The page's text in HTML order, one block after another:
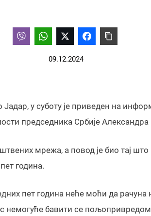
09.12.2024
у суботу је приведен на
председника Србије Александра
мрежа, а повод је био тај
година.
пет година неће моћи да рачуна
немогуће бавити се